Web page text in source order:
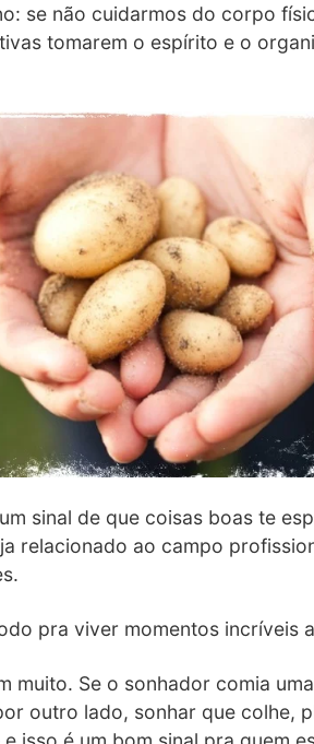
se não cuidarmos do corpo
tomarem o espírito e o
sinal de que coisas boas te
relacionado ao campo
pra viver momentos incríveis
muito. Se o sonhador comia
outro lado, sonhar que colhe,